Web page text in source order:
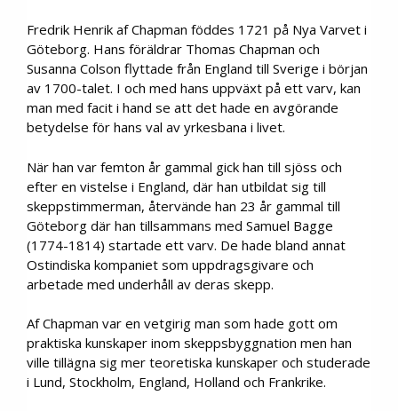
Fredrik Henrik af Chapman föddes 1721 på Nya Varvet i
Göteborg. Hans föräldrar Thomas Chapman och
Susanna Colson flyttade från England till Sverige i början
av 1700-talet. I och med hans uppväxt på ett varv, kan
man med facit i hand se att det hade en avgörande
betydelse för hans val av yrkesbana i livet.
När han var femton år gammal gick han till sjöss och
efter en vistelse i England, där han utbildat sig till
skeppstimmerman, återvände han 23 år gammal till
Göteborg där han tillsammans med Samuel Bagge
(1774-1814) startade ett varv. De hade bland annat
Ostindiska kompaniet som uppdragsgivare och
arbetade med underhåll av deras skepp.
Af Chapman var en vetgirig man som hade gott om
praktiska kunskaper inom skeppsbyggnation men han
ville tillägna sig mer teoretiska kunskaper och studerade
i Lund, Stockholm, England, Holland och Frankrike.